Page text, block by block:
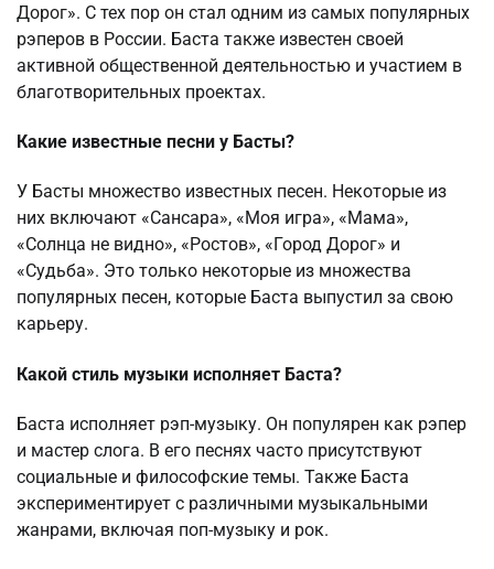
Дорог». С тех пор он стал одним из самых популярных
рэперов в России. Баста также известен своей
активной общественной деятельностью и участием в
благотворительных проектах.
Какие известные песни у Басты?
У Басты множество известных песен. Некоторые из
них включают «Сансара», «Моя игра», «Мама»,
«Солнца не видно», «Ростов», «Город Дорог» и
«Судьба». Это только некоторые из множества
популярных песен, которые Баста выпустил за свою
карьеру.
Какой стиль музыки исполняет Баста?
Баста исполняет рэп-музыку. Он популярен как рэпер
и мастер слога. В его песнях часто присутствуют
социальные и философские темы. Также Баста
экспериментирует с различными музыкальными
жанрами, включая поп-музыку и рок.